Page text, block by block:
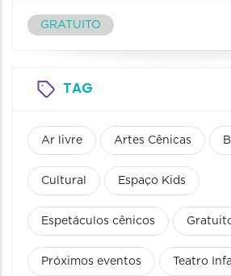
GRATUITO
TAG
Ar livre Artes Cênicas
Cultural Espaço Kids
Espetáculos cênicos
Próximos eventos Teatro